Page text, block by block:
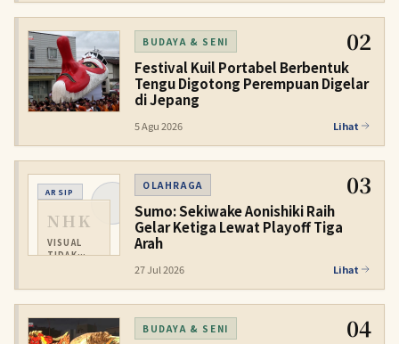
BUDAYA & SENI 02
Festival Kuil Portabel Berbentuk
Tengu Digotong Perempuan Digelar
di Jepang
5 Agu 2026 Lihat
ARSIP
NHK
VISUAL
TIDAK
OLAHRAGA 03
Sumo: Sekiwake Aonishiki Raih
Gelar Ketiga Lewat Playoff Tiga
Arah
27 Jul 2026 Lihat
BUDAYA & SENI 04